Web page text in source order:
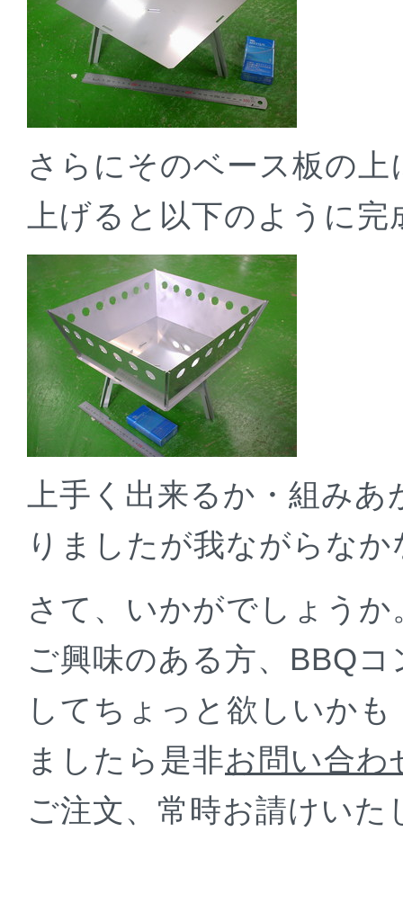
さらにそのベース板の
上げると以下のように完
上手く出来るか・組み
りましたが我ながらな
さて、いかがでしょうか
ご興味のある方、BBQ
してちょっと欲しいか
ましたら是非お問い合わ
ご注文、常時お請けいた